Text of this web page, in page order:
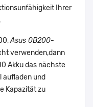
Ihrer
Asus 0B200-
verwenden,dann
Akku das nächste
aufladen und
Kapazität zu